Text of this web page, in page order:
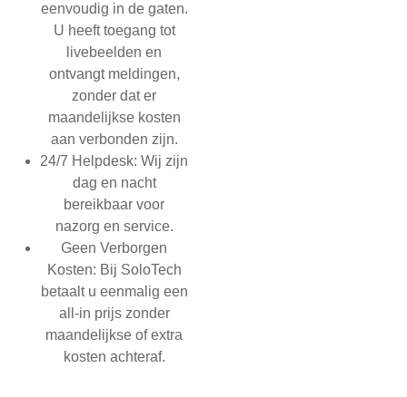
eenvoudig in de gaten.
U heeft toegang tot
livebeelden en
ontvangt meldingen,
zonder dat er
maandelijkse kosten
aan verbonden zijn.
24/7 Helpdesk: Wij zijn
dag en nacht
bereikbaar voor
nazorg en service.
Geen Verborgen
Kosten: Bij SoloTech
betaalt u eenmalig een
all-in prijs zonder
maandelijkse of extra
kosten achteraf.